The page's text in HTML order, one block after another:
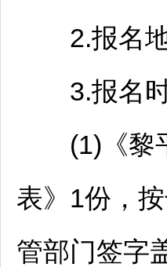
2.报名地
3.报名时
(1)《黎
表》1份，
管部门签字